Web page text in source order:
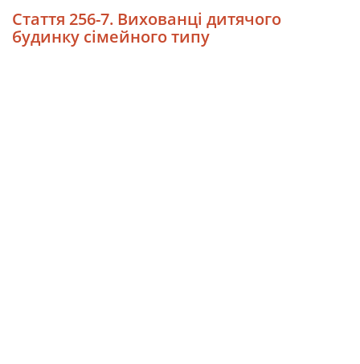
Стаття 256-7. Вихованці дитячого
будинку сімейного типу